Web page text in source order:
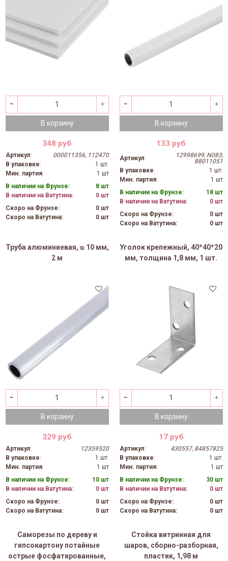
В корзину
348 руб
Артикул:
000011356, 112470
В упаковке:
1 шт.
Мин. партия:
1 шт
В наличии на Фрунзе:
8 шт
В наличии на Ватутина:
0 шт
Скоро на Фрунзе:
0 шт
Скоро на Ватутина:
0 шт
В корзину
133 руб
Артикул:
12998699, N083,
88011051
В упаковке:
1 шт.
Мин. партия:
1 шт
В наличии на Фрунзе:
18 шт
В наличии на Ватутина:
0 шт
Скоро на Фрунзе:
0 шт
Скоро на Ватутина:
0 шт
Труба алюминиевая, ᴓ 10 мм,
2 м
В корзину
329 руб
Артикул:
12359520
В упаковке:
1 шт.
Мин. партия:
1 шт
В наличии на Фрунзе:
10 шт
В наличии на Ватутина:
0 шт
Скоро на Фрунзе:
0 шт
Скоро на Ватутина:
0 шт
Уголок крепежный, 40*40*20
мм, толщина 1,8 мм, 1 шт.
В корзину
17 руб
Артикул:
430557, 84857825
В упаковке:
1 шт.
Мин. партия:
1 шт
В наличии на Фрунзе:
30 шт
В наличии на Ватутина:
0 шт
Скоро на Фрунзе:
0 шт
Скоро на Ватутина:
0 шт
Саморезы по дереву и
гипсокартону потайные
острые фосфатированные,
Стойка витринная для
шаров, сборно-разборная,
пластик, 1,98 м